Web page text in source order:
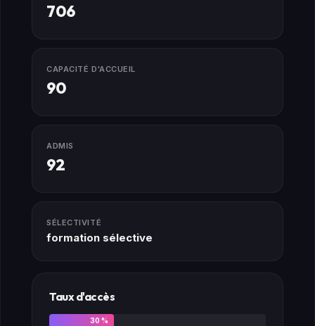
706
CAPACITÉ D'ACCUEIL
90
ADMIS
92
SÉLECTIVITÉ
formation sélective
Taux d'accès
30 %